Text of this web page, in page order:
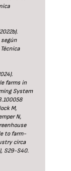
farms in
System
M,
N,
to farm-
circa
S29-S40.